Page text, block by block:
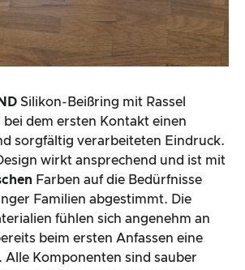
Silikon-Beißring mit Rassel
dem ersten Kontakt einen
sorgfältig verarbeiteten Eindruck.
wirkt ansprechend und ist mit
Farben auf die Bedürfnisse
Familien abgestimmt. Die
fühlen sich angenehm an
beim ersten Anfassen eine
Alle Komponenten sind sauber